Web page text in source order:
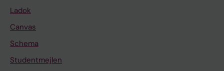
Ladok
Canvas
Schema
Studentmejlen